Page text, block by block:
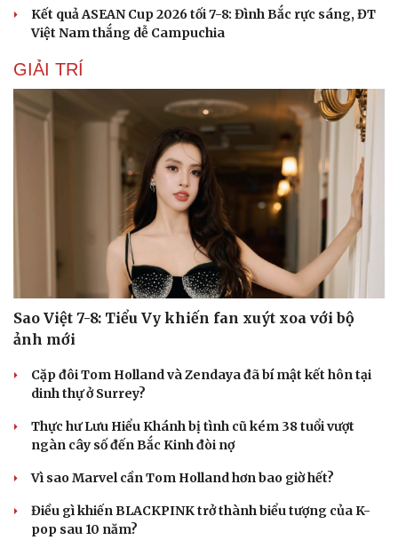
Sức khỏe
Dinh dưỡng - món ngon
Cây thuốc
Nhi khoa
Nam khoa
Làm đẹp - giảm cân
Phòng mạch online
Ăn sạch sống khỏe
Đời sống
Kết quả ASEAN Cup 2026 tối 7-8: Đình Bắc rực sáng, ĐT
Việt Nam thắng dễ Campuchia
GIẢI TRÍ
Sao Việt 7-8: Tiểu Vy khiến fan xuýt xoa với bộ
ảnh mới
Cặp đôi Tom Holland và Zendaya đã bí mật kết hôn tại
dinh thự ở Surrey?
Thực hư Lưu Hiểu Khánh bị tình cũ kém 38 tuổi vượt
ngàn cây số đến Bắc Kinh đòi nợ
Vì sao Marvel cần Tom Holland hơn bao giờ hết?
Điều gì khiến BLACKPINK trở thành biểu tượng của K-
pop sau 10 năm?